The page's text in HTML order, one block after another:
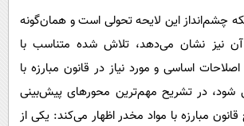
چشم‌انداز این لایحه تحولی است و همان‌گونه
نیز نشان می‌دهد، تلاش شده متناسب با
اساسی و مورد نیاز در قانون مبارزه با
شود، در تشریح مهم‌ترین محورهای پیش‌بینی
مبارزه با مواد مخدر اظهار می‌کند: یکی از